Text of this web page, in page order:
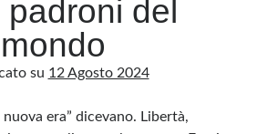
del
mondo
su 12 Agosto 2024
nuova era” dicevano. Libertà,